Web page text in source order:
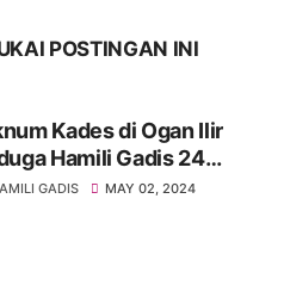
POSTINGAN INI
Kades di Ogan Ilir
Hamili Gadis 24
GADIS MAY 02, 2024